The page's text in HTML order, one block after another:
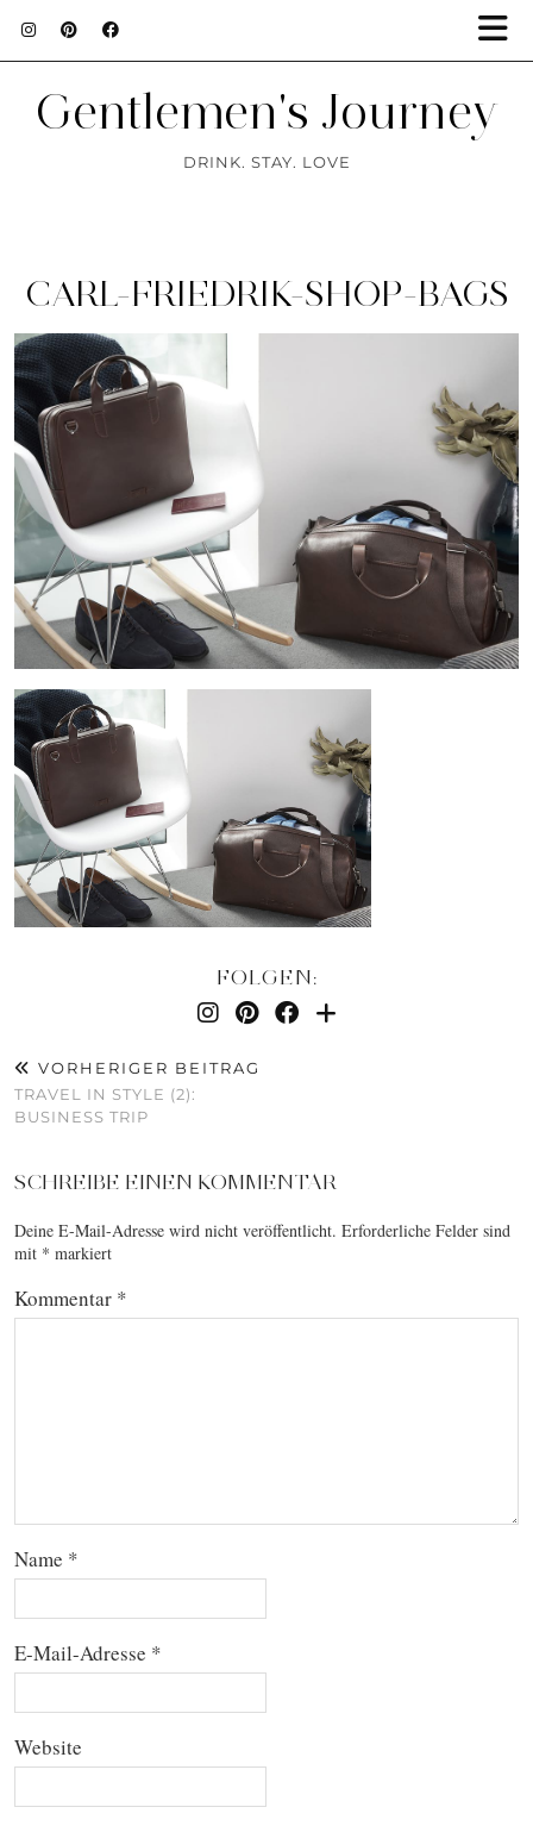
Gentlemen's Journey
DRINK. STAY. LOVE
CARL-FRIEDRIK-SHOP-BAGS
FOLGEN:
VORHERIGER BEITRAG
TRAVEL IN STYLE (2):
BUSINESS TRIP
SCHREIBE EINEN KOMMENTAR
Deine E-Mail-Adresse wird nicht veröffentlicht. Erforderliche Felder sind
mit * markiert
Kommentar *
Name *
E-Mail-Adresse *
Website